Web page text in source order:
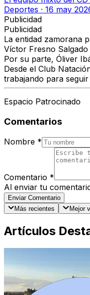
Deportes · 16 may
Publicidad
Publicidad
La entidad zamorana
Víctor Fresno Salgado
Por su parte, Óliver
Desde el Club
trabajando para
Espacio Patrocinado
Comentarios
Nombre *
Comentario *
Al enviar tu
Enviar Comentario
Más recientes
Mejor
Artículos